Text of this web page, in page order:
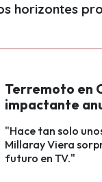
horizontes
Terremoto en
impactante
"Hace tan solo
Millaray Viera
futuro en TV."